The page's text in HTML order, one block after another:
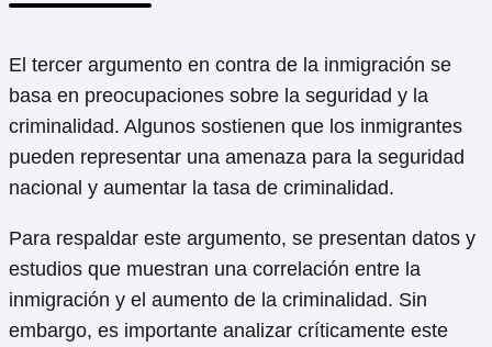
El tercer argumento en contra de la inmigración se
basa en preocupaciones sobre la seguridad y la
criminalidad. Algunos sostienen que los inmigrantes
pueden representar una amenaza para la seguridad
nacional y aumentar la tasa de criminalidad.
Para respaldar este argumento, se presentan datos y
estudios que muestran una correlación entre la
inmigración y el aumento de la criminalidad. Sin
embargo, es importante analizar críticamente este